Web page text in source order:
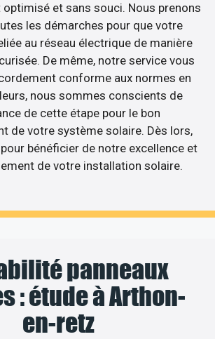
et sans souci. Nous prenons
les démarches pour que votre
au réseau électrique de manière
De même, notre service vous
conforme aux normes en
nous sommes conscients de
de cette étape pour le bon
de votre système solaire. Dès lors,
pour bénéficier de notre excellence et
de votre installation solaire.
panneaux
: étude à Arthon-
en-retz